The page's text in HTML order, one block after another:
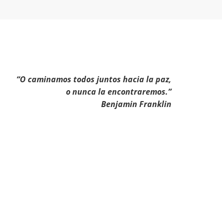
“O caminamos todos juntos hacia la paz,
o nunca la encontraremos.”
Benjamin Franklin